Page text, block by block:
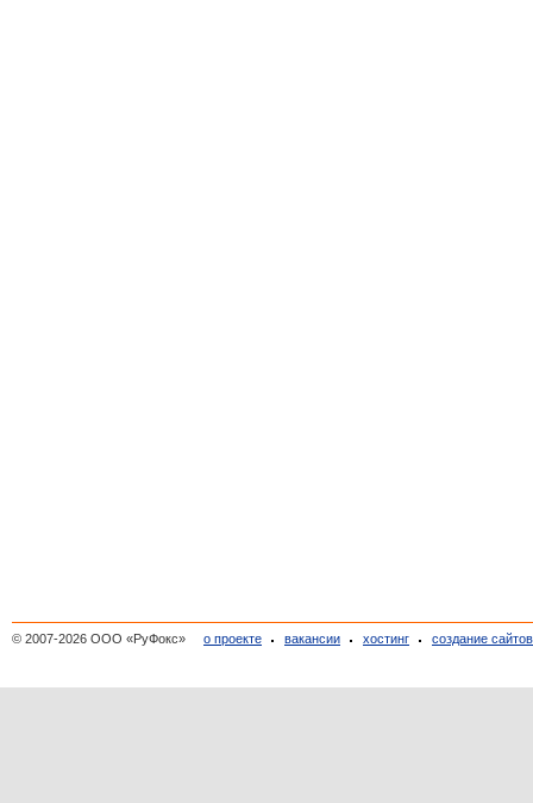
© 2007-2026 ООО «РуФокс» о проекте вакансии хостинг создание сайтов